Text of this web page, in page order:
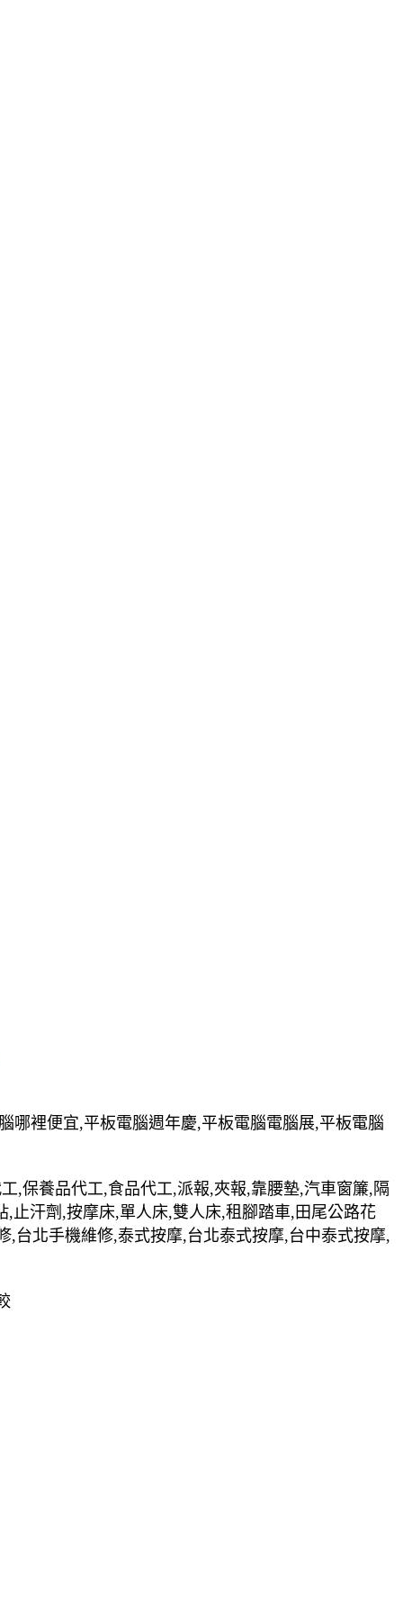
哪裡便宜,平板電腦週年慶,平板電腦電腦展,平板電腦
,保養品代工,食品代工,派報,夾報,靠腰墊,汽車窗簾,隔
止汗劑,按摩床,單人床,雙人床,租腳踏車,田尾公路花
台北手機維修,泰式按摩,台北泰式按摩,台中泰式按摩,